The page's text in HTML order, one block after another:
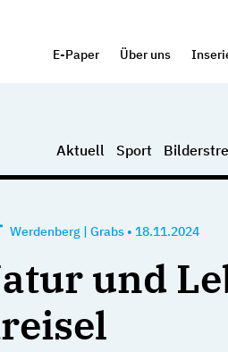
E-Paper Über uns
Aktuell Sport
Werdenberg Grabs • 18.11.2024
und